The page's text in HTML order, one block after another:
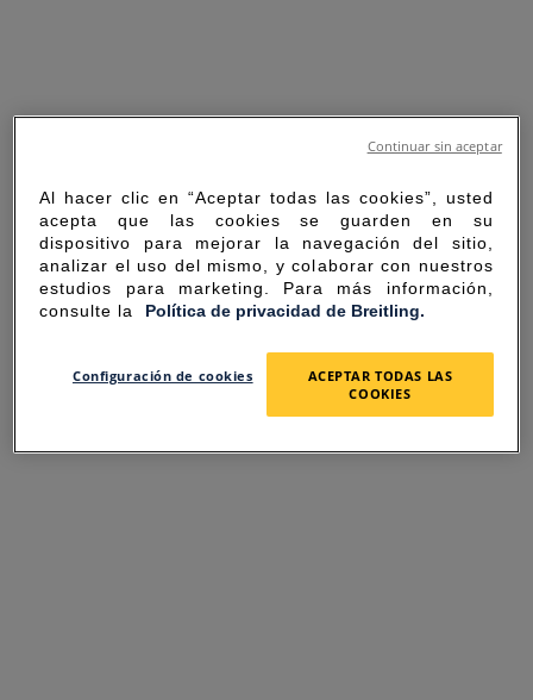
SORRY FOR THE
INCONVENIENCE
Al hacer clic en “Aceptar todas las cookies”, usted
acepta que las cookies se guarden en su
dispositivo para mejorar la navegación del sitio,
analizar el uso del mismo, y colaborar con nuestros
estudios para marketing. Para más información,
consulte la Política de privacidad de Breitling.
Configuración de cookies
ACEPTAR TODAS LAS
COOKIES
Continuar sin aceptar